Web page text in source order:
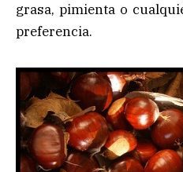
grasa, pimienta o
preferencia.